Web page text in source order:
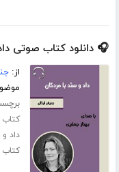
🎧 دانلود کتاب صوتی
از:
کتاب
داد
کتاب